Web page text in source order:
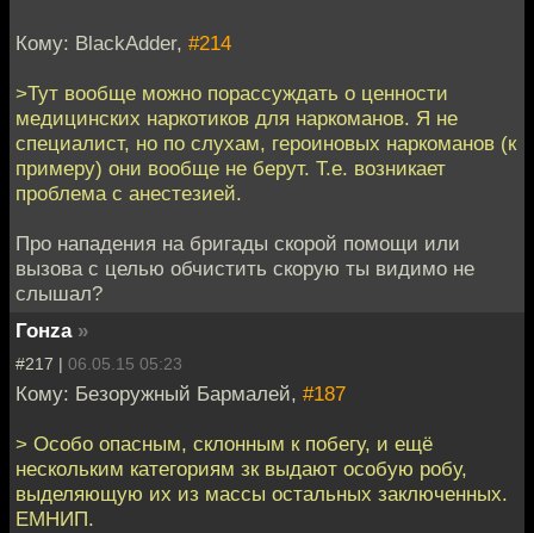
Кому: BlackAdder, #214
>Тут вообще можно порассуждать о ценности
медицинских наркотиков для наркоманов. Я не
специалист, но по слухам, героиновых наркоманов (к
примеру) они вообще не берут. Т.е. возникает
проблема с анестезией.
Про нападения на бригады скорой помощи или
вызова с целью обчистить скорую ты видимо не
слышал?
Гонzа »
#217 | 06.05.15 05:23
Кому: Безоружный Бармалей, #187
> Особо опасным, склонным к побегу, и ещё
нескольким категориям зк выдают особую робу,
выделяющую их из массы остальных заключенных.
ЕМНИП.